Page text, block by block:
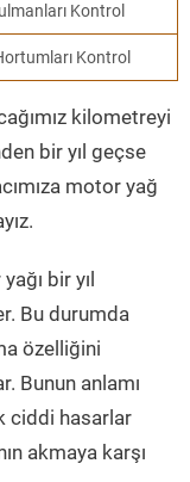
Kontrol
Kontrol
kilometreyi
bir yıl geçse
motor yağ
bir yıl
Bu durumda
özelliğini
Bunun anlamı
ciddi hasarlar
akmaya karşı